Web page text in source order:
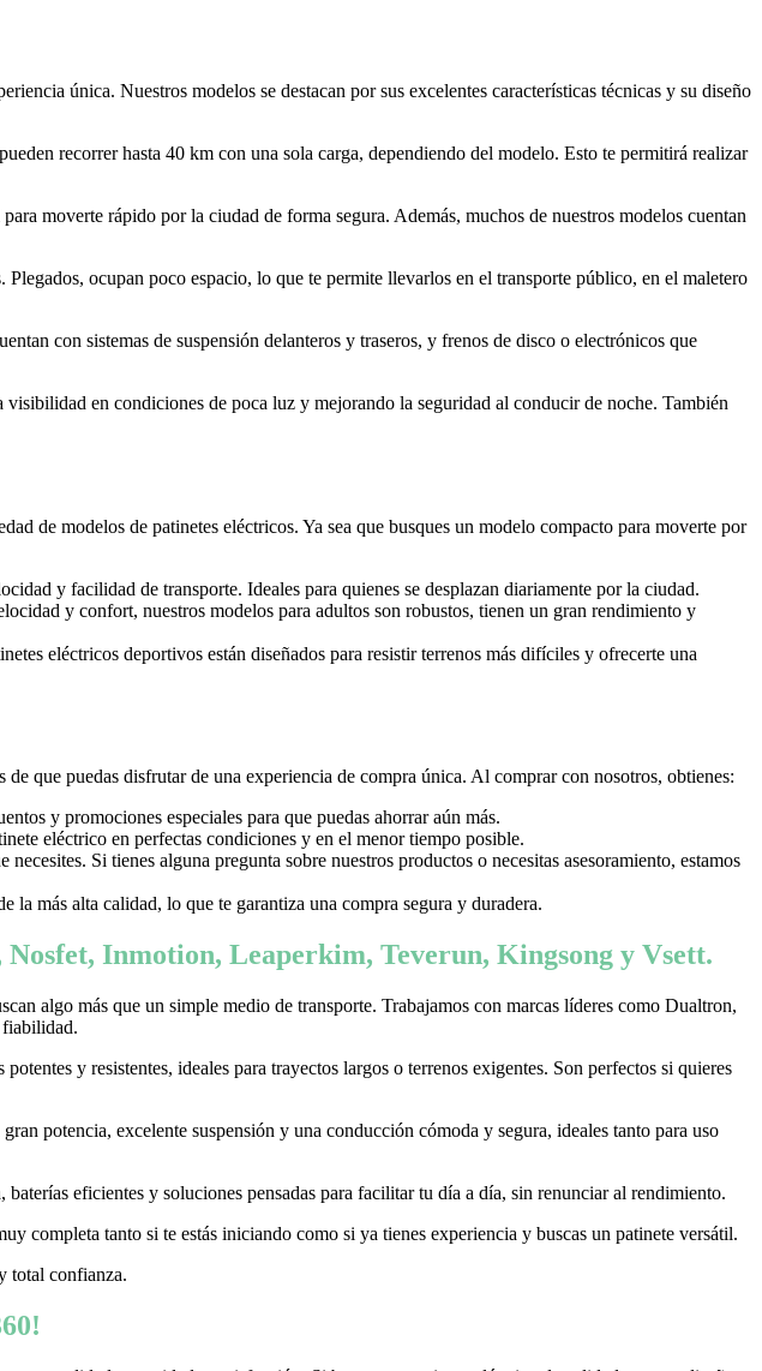
única. Nuestros modelos se destacan por sus excelentes características técnicas y su diseño
recorrer hasta 40 km con una sola carga, dependiendo del modelo. Esto te permitirá realizar
moverte rápido por la ciudad de forma segura. Además, muchos de nuestros modelos cuentan
ocupan poco espacio, lo que te permite llevarlos en el transporte público, en el maletero
con sistemas de suspensión delanteros y traseros, y frenos de disco o electrónicos que
en condiciones de poca luz y mejorando la seguridad al conducir de noche. También
de modelos de patinetes eléctricos. Ya sea que busques un modelo compacto para moverte por
y facilidad de transporte. Ideales para quienes se desplazan diariamente por la ciudad.
y confort, nuestros modelos para adultos son robustos, tienen un gran rendimiento y
eléctricos deportivos están diseñados para resistir terrenos más difíciles y ofrecerte una
que puedas disfrutar de una experiencia de compra única. Al comprar con nosotros, obtienes:
y promociones especiales para que puedas ahorrar aún más.
eléctrico en perfectas condiciones y en el menor tiempo posible.
Si tienes alguna pregunta sobre nuestros productos o necesitas asesoramiento, estamos
la más alta calidad, lo que te garantiza una compra segura y duradera.
Inmotion, Leaperkim, Teverun, Kingsong y Vsett.
algo más que un simple medio de transporte. Trabajamos con marcas líderes como Dualtron,
y resistentes, ideales para trayectos largos o terrenos exigentes. Son perfectos si quieres
potencia, excelente suspensión y una conducción cómoda y segura, ideales tanto para uso
eficientes y soluciones pensadas para facilitar tu día a día, sin renunciar al rendimiento.
completa tanto si te estás iniciando como si ya tienes experiencia y buscas un patinete versátil.
total confianza.